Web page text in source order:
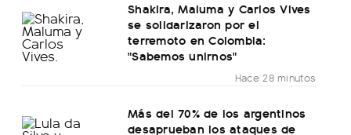
Shakira, Maluma y Carlos Vives
se solidarizaron por el
terremoto en Colombia:
"Sabemos unirnos"
Hace 28 minutos
Más del 70% de los argentinos
desaprueban los ataques de